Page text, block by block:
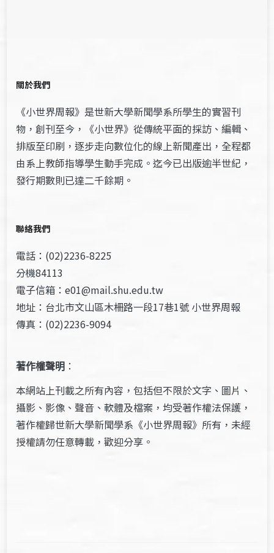
關於我們
《小世界周報》是世新大學新聞學系所學生的實習刊
物，創刊至今，《小世界》從傳統平面的採訪、編輯、
排版至印刷，逐步走向數位化的線上新聞產出，全程都
由系上教師指導學生動手完成。迄今已出版逾半世紀，
發行期數則已達二千餘期。
聯絡我們
電話：(02)2236-8225
分機84113
電子信箱：e01@mail.shu.edu.tw
地址：台北市文山區木柵路一段17巷1號 小世界周報
傳真：(02)2236-9094
著作權聲明 ：
本網站上刊載之所有內容，包括但不限於文字、圖片、
攝影、影像、聲音、軟體及檔案，均受著作權法保護，
著作權歸世新大學新聞學系《小世界周報》所有，未經
授權請勿任意轉載，歡迎分享。